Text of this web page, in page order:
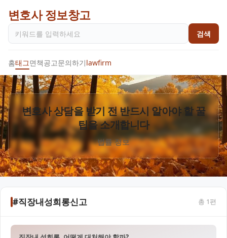
변호사 정보창고
검색
홈태그면책공고문의하기lawfirm
변호사 상담을 받기 전 반드시 알아야 할 꿀
팁을 소개합니다
법률 정보
#직장내성희롱신고 총 1편